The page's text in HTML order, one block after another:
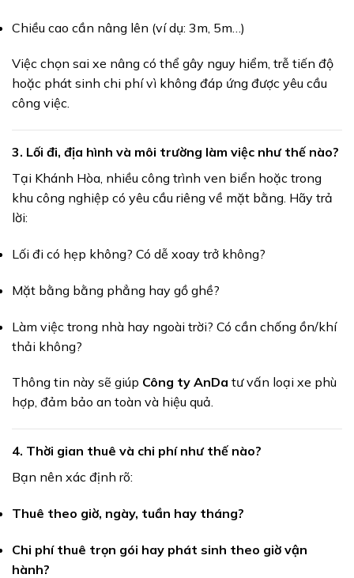
Chiều cao cần nâng lên (ví dụ: 3m, 5m…)
Việc chọn sai xe nâng có thể gây nguy hiểm, trễ tiến độ
hoặc phát sinh chi phí vì không đáp ứng được yêu cầu
công việc.
3. Lối đi, địa hình và môi trường làm việc như thế nào?
Tại Khánh Hòa, nhiều công trình ven biển hoặc trong
khu công nghiệp có yêu cầu riêng về mặt bằng. Hãy trả
lời:
Lối đi có hẹp không? Có dễ xoay trở không?
Mặt bằng bằng phẳng hay gồ ghề?
Làm việc trong nhà hay ngoài trời? Có cần chống ồn/khí
thải không?
Thông tin này sẽ giúp Công ty AnDa tư vấn loại xe phù
hợp, đảm bảo an toàn và hiệu quả.
4. Thời gian thuê và chi phí như thế nào?
Bạn nên xác định rõ:
Thuê theo giờ, ngày, tuần hay tháng?
Chi phí thuê trọn gói hay phát sinh theo giờ vận
hành?